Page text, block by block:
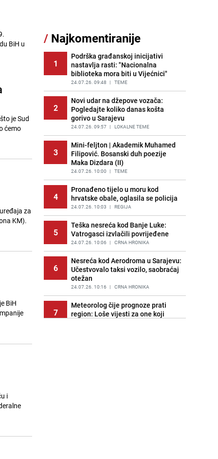
BiH u
je Sud
ćemo
za
KM).
BiH
i
odgovore ChatGPT-a o Gazi
12
Kao iz slastičarne: Rolada od
čokolade i kokosa bez pečenja,
jednostavan desert bez imalo muke
PRIJE 2 DANA | RECEPTI
13
Tajna savršenog makedonskog
ajvara: Stari recept za kremast i
bogat okus
PRIJE 1 DAN | RECEPTI
14
Kako izgleda travnjak stadiona
Koševo nakon tri koncerta Dine
Merlina
PRIJE 2 DANA | FOTO
15
Ogromna potrošnja vode u dijelu
BiH: Inspektori krenuli u kontrole,
slijede kazne
PRIJE 2 DANA | BOSNA I HERCEGOVINA
/ Najkomentiranije
1
Podrška građanskoj inicijativi
nastavlja rasti: "Nacionalna
biblioteka mora biti u Vijećnici"
24.07.26. 09:48 | TEME
2
Novi udar na džepove vozača:
Pogledajte koliko danas košta
gorivo u Sarajevu
24.07.26. 09:57 | LOKALNE TEME
3
Mini-feljton | Akademik Muhamed
Filipović. Bosanski duh poezije
Maka Dizdara (II)
24.07.26. 10:00 | TEME
4
Pronađeno tijelo u moru kod
hrvatske obale, oglasila se policija
24.07.26. 10:03 | REGIJA
5
Teška nesreća kod Banje Luke:
Vatrogasci izvlačili povrijeđene
24.07.26. 10:06 | CRNA HRONIKA
6
Nesreća kod Aerodroma u Sarajevu:
Učestvovalo taksi vozilo, saobraćaj
otežan
24.07.26. 10:16 | CRNA HRONIKA
7
Meteorolog čije prognoze prati
region: Loše vijesti za one koji